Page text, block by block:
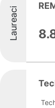
Laureaci